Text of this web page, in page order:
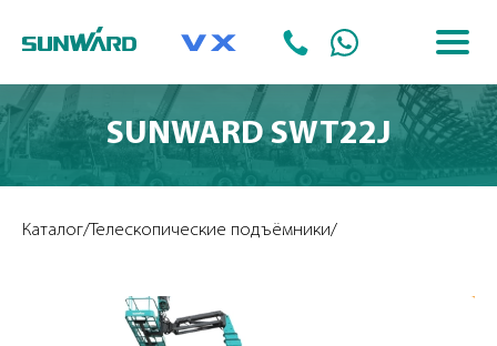
SUNWARD SWT22J
Каталог/Телескопические подъёмники/